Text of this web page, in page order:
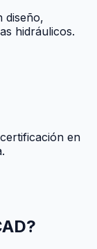
diseño,
hidráulicos.
en
?